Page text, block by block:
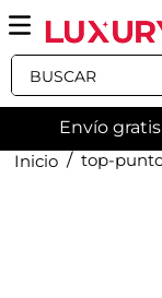
Buscar
Envío
top-